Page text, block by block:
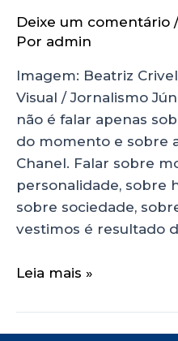
Deixe um comentário
Por admin
Imagem: Beatriz
Visual / Jornalismo
não é falar apenas
do momento e sobre
Chanel. Falar sobre
personalidade, sobre
sobre sociedade,
vestimos é resultado
Leia mais »